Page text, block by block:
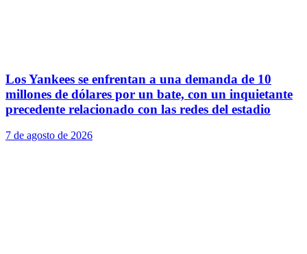
Los Yankees se enfrentan a una demanda de 10
millones de dólares por un bate, con un inquietante
precedente relacionado con las redes del estadio
7 de agosto de 2026